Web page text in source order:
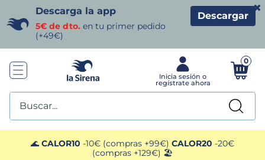
Descarga la app
5€ de dto. en tu primer pedido
(+49€)
Descargar
×
0
Buscar...
🌊 CALOR10 -10€ (compras +99€) CALOR20 -20€
(compras +129€) 🏖️
TÉRMINOS MÁS BUSCADOS